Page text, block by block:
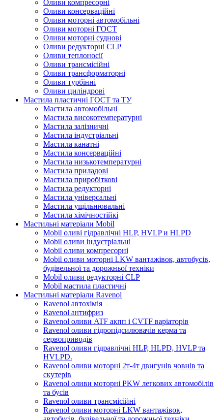
Оливи компресорні
Оливи консерваційні
Оливи моторні автомобільні
Оливи моторні ГОСТ
Оливи моторні суднові
Оливи редукторні CLP
Оливи теплоносії
Оливи трансмісійні
Оливи трансформаторні
Оливи турбінні
Оливи циліндрові
Мастила пластичні ГОСТ та ТУ
Мастила автомобільні
Мастила високотемпературні
Мастила залізничні
Мастила індустріальні
Мастила канатні
Мастила консерваційні
Мастила низькотемпературні
Мастила приладові
Мастила приробіткові
Мастила редукторні
Мастила універсальні
Мастила ущільнювальні
Мастила хімічностійкі
Мастильні матеріали Mobil
Mobil оливі гідравлічні HLP, HVLP и HLPD
Mobil оливи індустріальні
Mobil оливи компресорні
Mobil оливи моторні LKW вантажівок, автобусів,
будівельної та дорожньої техніки
Mobil оливи редукторні CLP
Mobil мастила пластичні
Мастильні матеріали Ravenol
Ravenol автохімія
Ravenol антифриз
Ravenol оливи ATF акпп і CVTF варіаторів
Ravenol оливи гідропідсилювачів керма та
сервоприводів
Ravenol оливи гідравлічні HLP, HLPD, HVLP та
HVLPD.
Ravenol оливи моторні 2т-4т двигунів човнів та
скутерів
Ravenol оливи моторні PKW легкових автомобілів
та бусів
Ravenol оливи трансмісійні
Ravenol оливи моторні LKW вантажівок,